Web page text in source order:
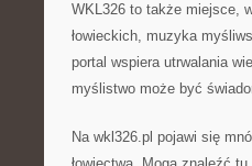
WKL326 to także miejsce,
łowieckich, muzyka
portal wspiera utrwalania
myślistwo może być
Na wkl326.pl pojawi się